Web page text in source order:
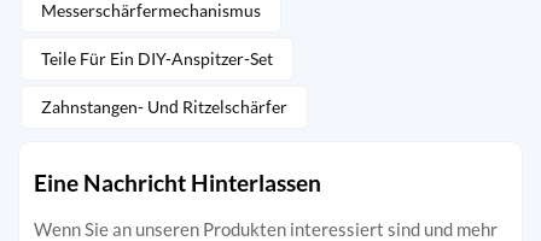
Messerschärfermechanismus
Teile Für Ein DIY-Anspitzer-Set
Zahnstangen- Und Ritzelschärfer
Eine Nachricht Hinterlassen
Wenn Sie an unseren Produkten interessiert sind und mehr